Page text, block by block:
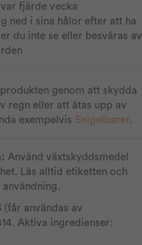
fjärde vecka
ned i sina hålor efter att ha
du inte se eller besväras av
genom att skydda
regn eller att ätas upp av
exempelvis Snigelbarer.
Använd växtskyddsmedel
Läs alltid etiketten och
(får användas av
Aktiva ingredienser: